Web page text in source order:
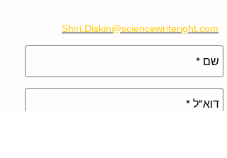
Shiri.Diskin@sciencewriteright.com